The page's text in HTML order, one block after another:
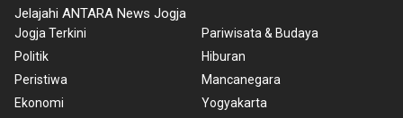
Jelajahi ANTARA News Jogja
Jogja Terkini
Politik
Peristiwa
Ekonomi
Pariwisata & Budaya
Hiburan
Mancanegara
Yogyakarta